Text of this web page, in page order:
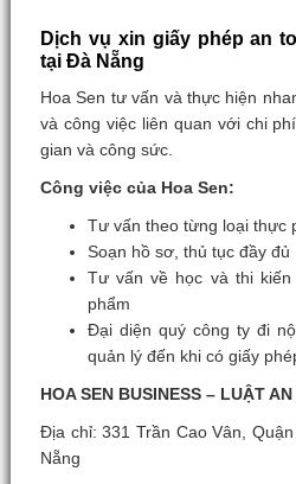
Dịch vụ xin giấy phép an
tại Đà Nẵng
Hoa Sen tư vấn và thực hiện
và công việc liên quan với chi
gian và công sức.
Công việc của Hoa Sen:
Tư vấn theo từng loại thực
Soạn hồ sơ, thủ tục đầy đủ
Tư vấn về học và thi
phẩm
Đại diện quý công ty đi
quản lý đến khi có giấy
HOA SEN BUSINESS – LUẬT AN
Địa chỉ: 331 Trần Cao Vân,
Nẵng